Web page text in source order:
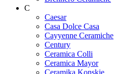
C
Caesar
Casa Dolce Casa
Cayyenne Ceramiche
Century
Ceramica Colli
Ceramica Mayor
Ceramika Konskie